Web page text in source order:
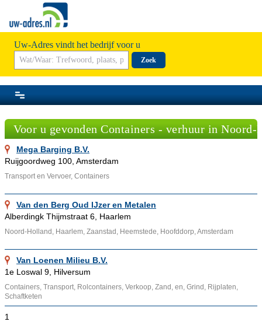
Uw-Adres vindt het bedrijf voor u
Zoek
Voor u gevonden Containers - verhuur in Noord-
Mega Barging B.V.
Ruijgoordweg 100, Amsterdam
Transport en Vervoer, Containers
Van den Berg Oud IJzer en Metalen
Alberdingk Thijmstraat 6, Haarlem
Noord-Holland, Haarlem, Zaanstad, Heemstede, Hoofddorp, Amsterdam
Van Loenen Milieu B.V.
1e Loswal 9, Hilversum
Containers, Transport, Rolcontainers, Verkoop, Zand, en, Grind, Rijplaten,
Schaftketen
1